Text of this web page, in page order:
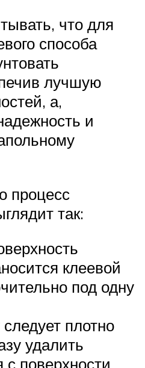
что для
способа
лучшую
а,
и
процесс
так:
клеевой
под одну
плотно
удалить
поверхности